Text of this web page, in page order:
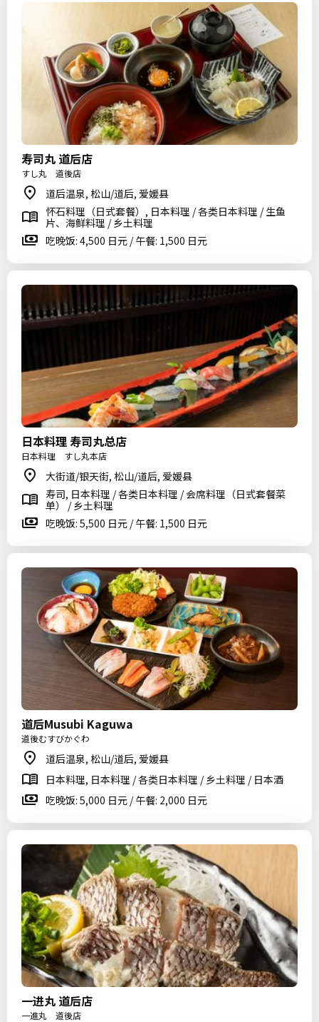
寿司丸 道后店
すし丸 道後店
道后温泉, 松山/道后, 爱媛县
怀石料理（日式套餐）, 日本料理 / 各类日本料理 / 生鱼
片、海鲜料理 / 乡土料理
吃晚饭: 4,500 日元 / 午餐: 1,500 日元
日本料理 寿司丸总店
日本料理 すし丸本店
大街道/银天街, 松山/道后, 爱媛县
寿司, 日本料理 / 各类日本料理 / 会席料理（日式套餐菜
单） / 乡土料理
吃晚饭: 5,500 日元 / 午餐: 1,500 日元
道后Musubi Kaguwa
道後むすびかぐわ
道后温泉, 松山/道后, 爱媛县
日本料理, 日本料理 / 各类日本料理 / 乡土料理 / 日本酒
吃晚饭: 5,000 日元 / 午餐: 2,000 日元
一进丸 道后店
一進丸 道後店